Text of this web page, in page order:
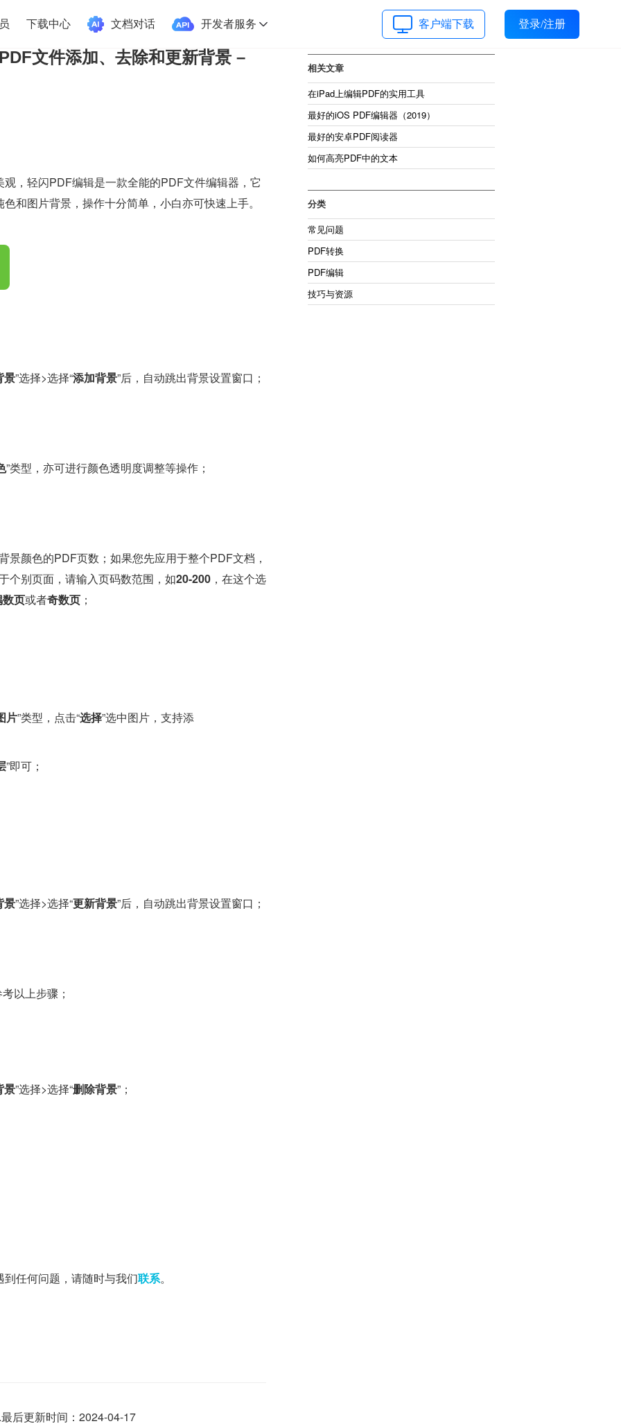
下载中心 文档对话 开发者服务 客户端下载 登录/注册
文件添加、去除和更新背景 –
，轻闪PDF编辑是一款全能的PDF文件编辑器，它
和图片背景，操作十分简单，小白亦可快速上手。
景”选择>选择“添加背景”后，自动跳出背景设置窗口；
”类型，亦可进行颜色透明度调整等操作；
景颜色的PDF页数；如果您先应用于整个PDF文档，
个别页面，请输入页码数范围，如20-200 ，在这个选
页或者奇数页 ；
片”类型，点击“选择”选中图片，支持添
”即可；
景”选择>选择“更新背景”后，自动跳出背景设置窗口；
以上步骤；
景”选择>选择“删除背景”；
任何问题，请随时与我们联系。
后更新时间：2024-04-17
相关文章
在iPad上编辑PDF的实用工具
最好的iOS PDF编辑器（2019）
最好的安卓PDF阅读器
如何高亮PDF中的文本
分类
常见问题
PDF转换
PDF编辑
技巧与资源